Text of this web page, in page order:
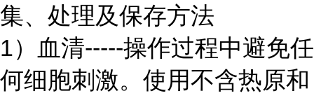
集、处理及保存方法
1）血清-----操作过程中避免任
何细胞刺激。使用不含热原和